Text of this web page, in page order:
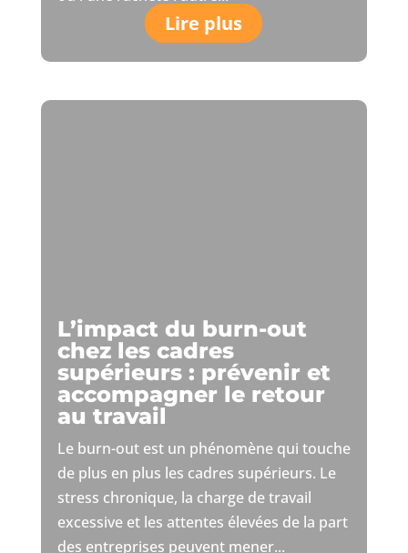
Lire plus
L’impact du burn-out
chez les cadres
supérieurs : prévenir et
accompagner le retour
au travail
Le burn-out est un phénomène qui touche
de plus en plus les cadres supérieurs. Le
stress chronique, la charge de travail
excessive et les attentes élevées de la part
des entreprises peuvent mener...